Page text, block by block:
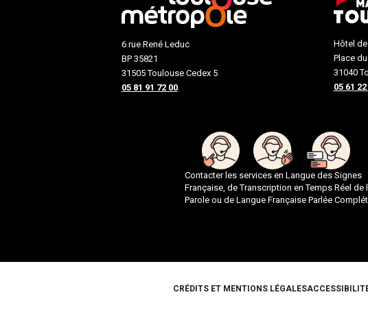
6 rue René Leduc
BP 35821
31505 Toulouse Cedex 5
05 81 91 72 00
Hôtel
Place
31040
05 61
Contacter les services en Langue des Signes
Française, de Transcription en Temps Réel de
Parole ou de Langue Française Parlée
Pied de pageCRÉDITS ET MENTIONS LÉGALES